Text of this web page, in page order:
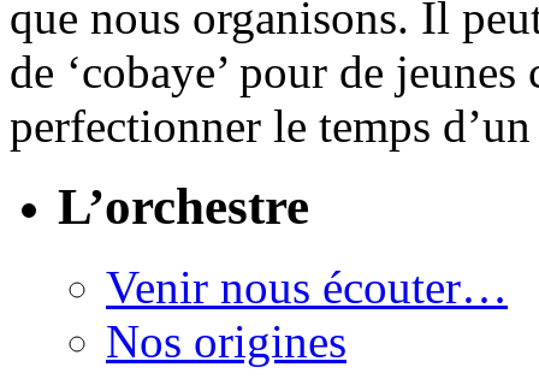
que nous organisons. Il
de ‘cobaye’ pour de
perfectionner le temps d’un
L’orchestre
Venir nous écouter…
Nos origines